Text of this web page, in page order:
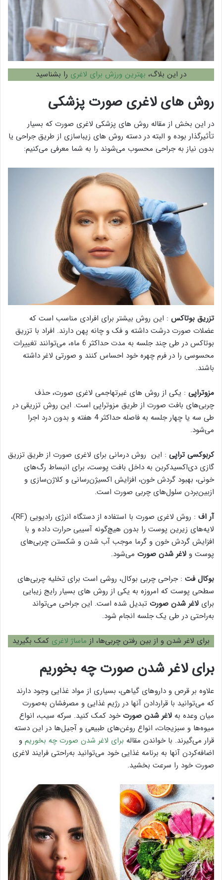
در این بلاگ، بهترین ورزش برای لاغری را بشناسید
روش های لاغری صورت پزشکی
در این بخش از مقاله روش های پزشکی لاغری صورت که بسیار
تأثیرگذار بوده و البته در دسته روش های زیباسازی از طریق جراحی یا
بدون نیاز به جراحی محسوب می‌شوند را به شما معرفی می‌کنیم:
تزریق بوتاکس : این روش بیشتر برای افرادی مناسب است که
عضلات صورت درشت داشته و فک و چانه پهن دارند. افراد با تزریق
بوتاکس در طی چند جلسه به مدت حداکثر 6 ماه، می‌توانند تغییرات
محسوسی را در فرم چهره خود احساس کنند و صورتی لاغر داشته
باشند.
مزوتراپی : یکی از روش های غیرتهاجمی لاغری صورت، حذف
چربی‌های بافت صورت از طریق مزوتراپی است. این روش تزریقی در
طی سه یا چهار جلسه به فاصله حداکثر 4 هفته و بدون درد اجرا
می‌شود.
کربوکسی تراپی : این روش درمانی برای لاغری صورت از طریق تزریق
گازی دی‌اکسیدکربن به داخل بافت پوست، برای انبساط رگ‌های
خونی، بهبود گردش خون، افزایش اکسیژن‌رسانی و کلاژن‌سازی و
ازبین‌بردن سلول‌های چربی صورت است.
آر اف
: روش لاغری صورت با استفاده از دستگاه انرژی رادیویی (RF)،
لایه‌های زیرین پوست را بدون هیچ‌گونه آسیبی حرارت داده و با
افزایش گردش خون و گرما موجب آب شدن و شکستن چربی‌های
پوست و لاغر شدن صورت می‌شود.
بوکال فت : جراحی چربی بوکال، روشی است برای تخلیه چربی‌های
سطحی پوست که امروزه به یکی از روش های بسیار رایج زیبایی
برای لاغر شدن صورت تبدیل شده است. این جراحی می‌تواند
به‌راحتی در طی یک جلسه انجام شود.
برای لاغر شدن و از بین رفتن چربی‌ها، از ماساژ لاغری کمک بگیرید
برای لاغر شدن صورت چه بخوریم
علاوه بر قرص و داروهای گیاهی، بسیاری از مواد غذایی وجود دارند
که می‌توانید با قراردادن آنها در رژیم غذایی و مصرفشان به‌صورت
میان وعده به لاغر شدن صورتخود کمک کنید. سرکه سیب، انواع
میوه‌ها و سبزیجات، انواع روغن‌های طبیعی و آجیل‌ها در این دسته
قرار می‌گیرند. با خواندن مقاله برای لاغر شدن صورت چه بخوریم و
اضافه‌کردن آنها به برنامه غذایی خود می‌توانید به‌راحتی فرایند لاغری
صورت خود را سرعت بخشید.